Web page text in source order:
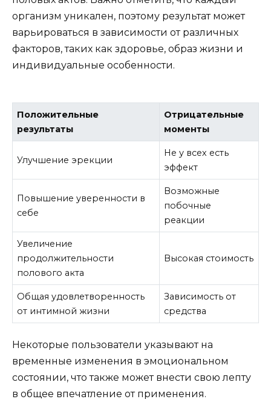
организм уникален, поэтому результат может
варьироваться в зависимости от различных
факторов, таких как здоровье, образ жизни и
индивидуальные особенности.
Положительные
результаты
Отрицательные
моменты
Улучшение эрекции
Не у всех есть
эффект
Повышение уверенности в
себе
Возможные
побочные
реакции
Увеличение
продолжительности
полового акта
Высокая стоимость
Общая удовлетворенность
от интимной жизни
Зависимость от
средства
Некоторые пользователи указывают на
временные изменения в эмоциональном
состоянии, что также может внести свою лепту
в общее впечатление от применения.